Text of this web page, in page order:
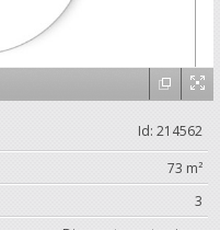
Id: 214562
73 m²
3